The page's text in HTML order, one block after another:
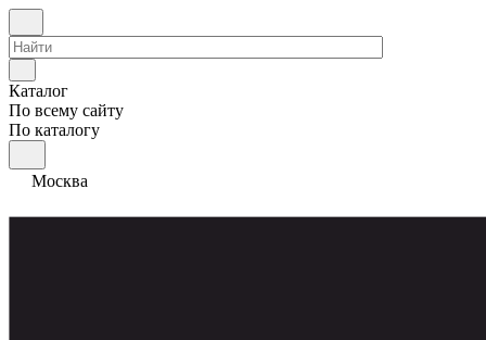
Каталог
По всему сайту
По каталогу
Москва